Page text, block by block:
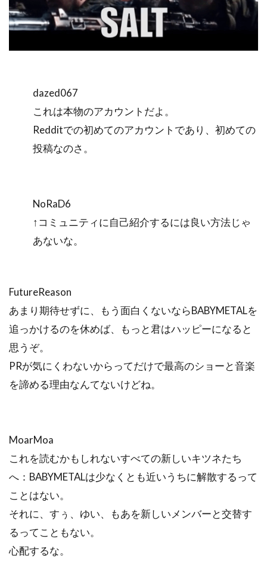
dazed067
これは本物のアカウントだよ。
Redditでの初めてのアカウントであり、初めての
投稿なのさ。
NoRaD6
↑コミュニティに自己紹介するには良い方法じゃ
あないな。
FutureReason
あまり期待せずに、もう面白くないならBABYMETALを
追っかけるのを休めば、もっと君はハッピーになると
思うぞ。
PRが気にくわないからってだけで最高のショーと音楽
を諦める理由なんてないけどね。
MoarMoa
これを読むかもしれないすべての新しいキツネたち
へ：BABYMETALは少なくとも近いうちに解散するって
ことはない。
それに、すぅ、ゆい、もあを新しいメンバーと交替す
るってこともない。
心配するな。